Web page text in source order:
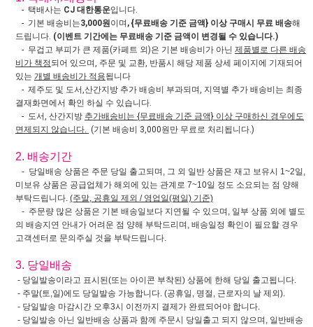
- 택배사는 CJ 대한통운입니다.
- 기본 배송비는3,000원이며 , {무료배송 기준 금액} 이상 구매시 무료 배송해
드립니다. (이벤트 기간에는 무료배송 기준 금액이 변경될 수 있습니다.)
- 무겁고 부피가 큰 제품(카페트 외)은 기본 배송비가 아닌 제품별로 다른 배송
비가 책정되어 있으며, 주문 및 교환, 반품시 해당 제품 상세 페이지에 기재되어
있는 개별 배송비가 적용됩니다
- 제주도 및 도서,산간지방 추가 배송비 부과되며, 지역별 추가 배송비는 최종
결재화면에서 확인 하실 수 있습니다.
- 도서, 산간지방 추가배송비는 {무료배송 기준 금액} 이상 구매하신 경우에도
면제되지 않습니다. (기본 배송비 3,000원만 무료로 처리됩니다.)
2. 배송기간
- 당일배송 상품은 주문 당일 출고되며, 그 외 일반 상품은 재고 보유시 1~2일,
미보유 상품은 공급업체가 해외에 있는 관계로 7~10일 정도 소요되는 점 양해
부탁드립니다. (주말, 공휴일 제외 / 영업일(평일) 기준)
- 주문량 많은 상품은 기본 배송일보다 지연될 수 있으며, 일부 상품 외에 별도
의 배송지연 안내가 어려운 점 양해 부탁드리며, 배송일정 확인이 필요할 경우
고객센터로 문의주실 것을 부탁드립니다.
3. 당일배송
- 당일발송이라고 표시된(또는 아이콘 부착된) 상품에 한해 당일 출고됩니다.
- 주말(토,일)에도 당일발송 가능합니다. (공휴일, 명절, 근로자의 날 제외).
- 당일발송 마감시간 오후3시 이전까지 결제가 완료되어야 합니다.
- 당일발송 아닌 일반배송 상품과 함께 주문시 당일출고 되지 않으며, 일반배송